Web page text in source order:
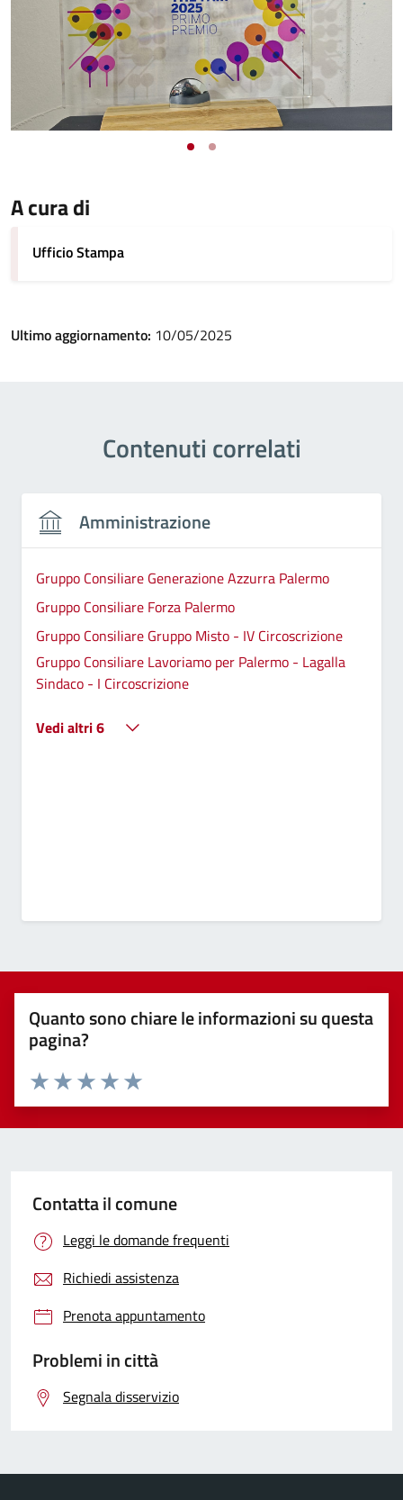
A cura di
Ufficio Stampa
Ultimo aggiornamento: 10/05/2025
Contenuti correlati
Amministrazione
Gruppo Consiliare Generazione Azzurra Palermo
Gruppo Consiliare Forza Palermo
Gruppo Consiliare Gruppo Misto - IV Circoscrizione
Gruppo Consiliare Lavoriamo per Palermo - Lagalla
Sindaco - I Circoscrizione
Vedi altri 6
Quanto sono chiare le informazioni su questa
pagina?
Valuta 5 stelle su 5
Valuta 4 stelle su 5
Valuta 3 stelle su 5
Valuta 2 stelle su 5
Valuta 1 stelle su 5
Contatta il comune
Leggi le domande frequenti
Richiedi assistenza
Prenota appuntamento
Problemi in città
Segnala disservizio